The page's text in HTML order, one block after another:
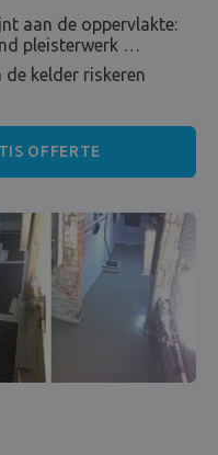
aan de oppervlakte:
pleisterwerk …
kelder riskeren
OFFERTE